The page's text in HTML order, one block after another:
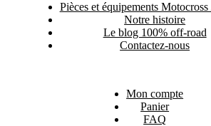
Pièces et équipements
Notre histoire
Le blog 100% off-road
Contactez-nous
Mon compte
Panier
FAQ